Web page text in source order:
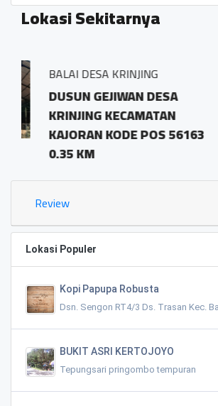
Lokasi Sekitarnya
DESA
POS 56163
Review
Lokasi Populer
Kopi Papupa Robusta
Dsn. Sengon RT4/3 Ds. Trasan Kec.
BUKIT ASRI KERTOJOYO
Tepungsari pringombo tempuran